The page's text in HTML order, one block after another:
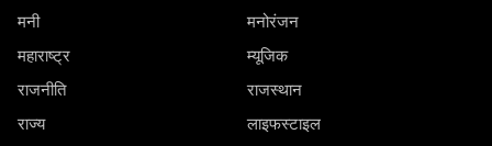
मनी
मनोरंजन
महाराष्ट्र
म्यूजिक
राजनीति
राजस्थान
राज्य
लाइफस्टाइल